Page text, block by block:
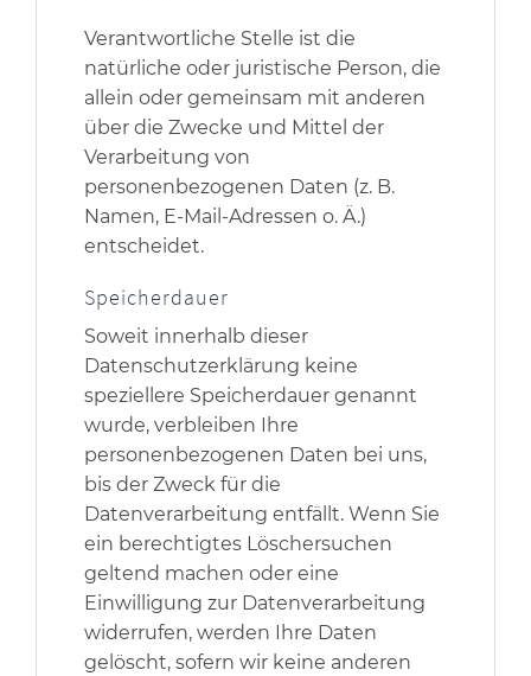
Verantwortliche Stelle ist die
natürliche oder juristische Person, die
allein oder gemeinsam mit anderen
über die Zwecke und Mittel der
Verarbeitung von
personenbezogenen Daten (z. B.
Namen, E-Mail-Adressen o. Ä.)
entscheidet.
Speicherdauer
Soweit innerhalb dieser
Datenschutzerklärung keine
speziellere Speicherdauer genannt
wurde, verbleiben Ihre
personenbezogenen Daten bei uns,
bis der Zweck für die
Datenverarbeitung entfällt. Wenn Sie
ein berechtigtes Löschersuchen
geltend machen oder eine
Einwilligung zur Datenverarbeitung
widerrufen, werden Ihre Daten
gelöscht, sofern wir keine anderen